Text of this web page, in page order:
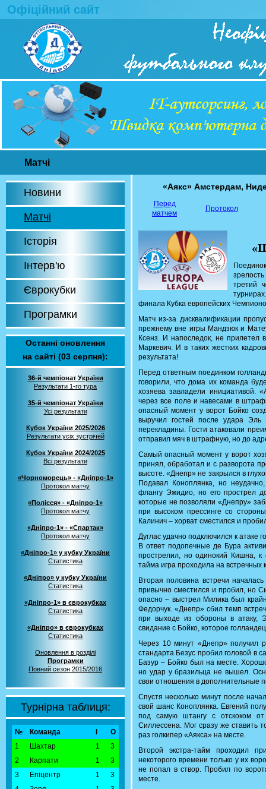
Офіційний сайт
Матчі
Новини
Матчі
Історія
Інтерв'ю
Єврокубки
Програмки
Останні оновлення
на сайті (03 серпня):
36-й чемпіонат України
Результати 1-го тура
35-й чемпіонат України
Усі результати
Кубок України 2025/2026
Результати усіх зустрічей
Кубок України 2024/2025
Всі результати
«Чорноморець» - «Дніпро-1»
Протокол матчу
«Полісся» - «Дніпро-1»
Протокол матчу
«Дніпро-1» - «Спартак»
Протокол матчу
«Дніпро-1» у кубку України
Статистика
«Дніпро» у кубку України
Статистика
«Дніпро-1» в єврокубках
Статистика
«Дніпро» в єврокубках
Статистика
Оновлення в розділі
Програмки
Повний сезон 2015/2016
Турнірна таблиця:
№ Команда
О
1
Шахтар 1
3
2
Карпати 1
3
3
Епіцентр 1
3
«Аякс» Амстердам,
Перед
матчем
Протокол
третий
финала Кубка европейских
Матч из-за дисквалификации
прежнему вне игры Мандзюк и
Ксенз. И напоследок, не прилетел
Маркевич. И в таких жестких
результата!
Перед ответным поединком
говорили, что дома их команда
хозяева завладели инициативой.
через все поле и навесами в
опасный момент у ворот Бойко
выручил гостей после удара
перекладины. Гости атаковали
отправил мяч в штрафную, но до
Самый опасный момент у ворот
принял, обработал и с разворота
высоте. «Днепр» не закрылся в
Подавал Коноплянка, но
флангу Эжидио, но его прострел
которые не позволяли «Днепру»
при высоком прессинге со
Калинич – хорват сместился и
Дуглас удачно подключился к атаке
В ответ подопечные де Бура
прострелил, но одинокий Кишна,
тайма игра проходила на встречных
Вторая половина встречи
привычно сместился и пробил, но
опасно – выстрел Милика был
Федорчук. «Днепр» сбил темп
при выходе из обороны в атаку,
свидание с Бойко, которое
Через 10 минут «Днепр» получил
стандарта Безус пробил головой в
Базур – Бойко был на месте.
но удар у бразильца не вышел.
свои отношения в дополнительные
Спустя несколько минут после
свой шанс Коноплянка. Евгений
под самую штангу с отскоком
Силлессена. Мог сразу же ставить
раз голкипер «Аякса» на месте.
Второй экстра-тайм проходил
некоторого времени только у их
не попал в створ. Пробил по
месте.